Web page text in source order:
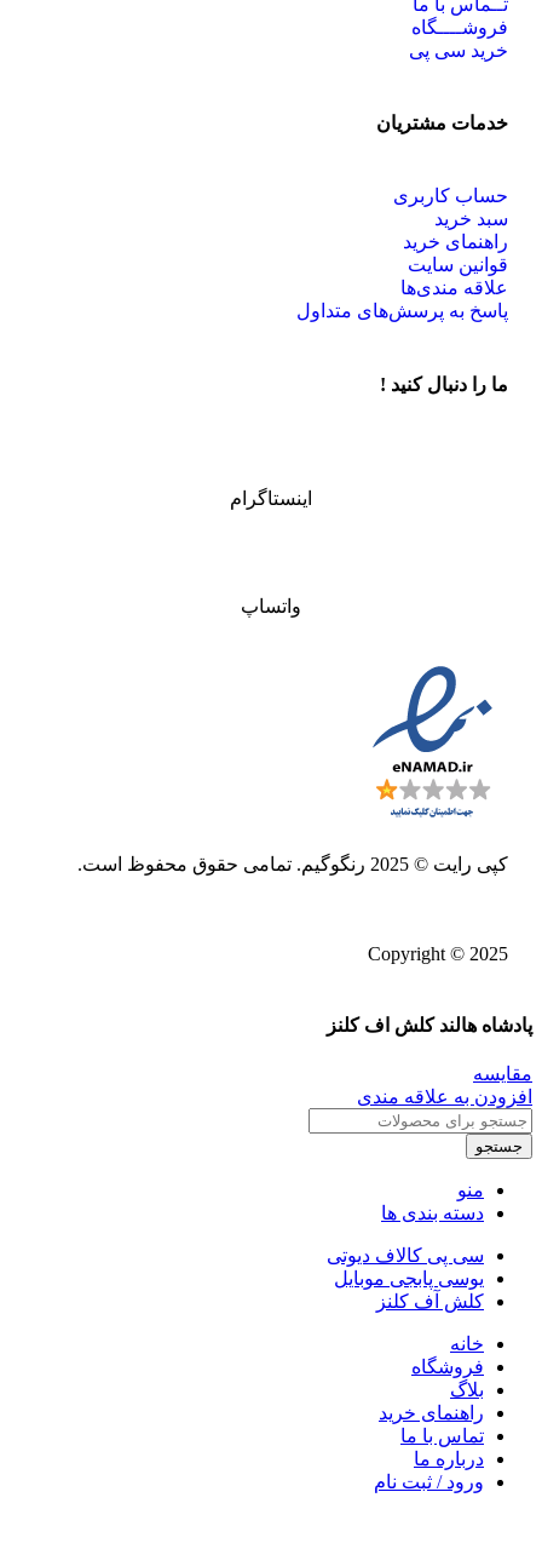
فروشــــگاه
خرید سی پی
خدمات مشتریان
حساب کاربری
سبد خرید
راهنمای خرید
قوانین سایت
علاقه مندی‌ها
پاسخ به پرسش‌های متداول
ما را دنبال کنید !
اینستاگرام
واتساپ
کپی رایت © 2025 رنگوگیم. تمامی حقوق محفوظ است.
Copyright © 2025
پادشاه هالند کلش اف کلنز
مقایسه
افزودن به علاقه مندی
جستجو
منو
دسته بندی ها
سی پی کالاف دیوتی
یوسی پابجی موبایل
کلش آف کلنز
خانه
فروشگاه
بلاگ
راهنمای خرید
تماس با ما
درباره ما
ورود / ثبت نام